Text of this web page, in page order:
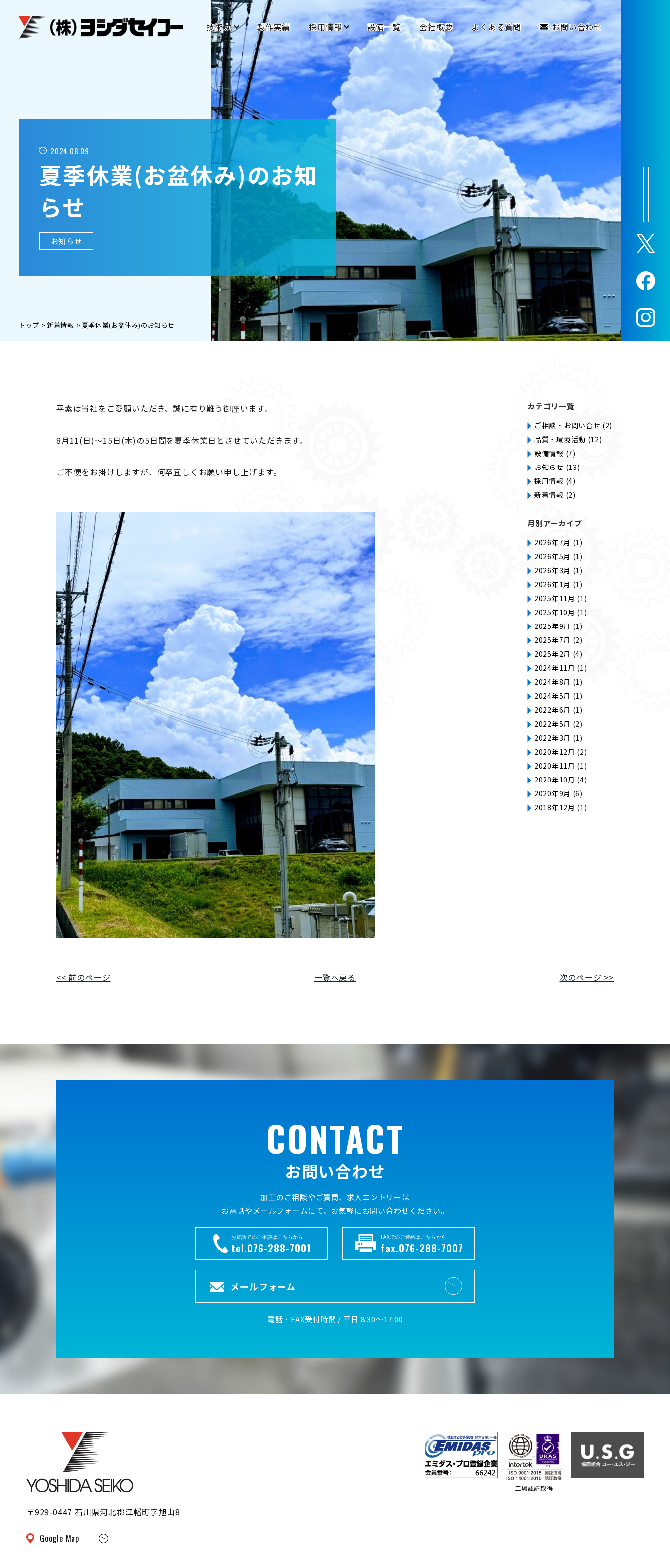
技術力 製作実績 採用情報 設備一覧 会社概要 よくある質問 お問い合わせ
2024.08.09
夏季休業(お盆休み)のお知
らせ
お知らせ
トップ 新着情報 夏季休業(お盆休み)のお知らせ
平素は当社をご愛顧いただき、誠に有り難う御座います。
8月11(日)～15日(木)の5日間を夏季休業日とさせていただきます。
ご不便をお掛けしますが、何卒宜しくお願い申し上げます。
カテゴリ一覧
ご相談・お問い合せ (2)
品質・環境活動 (12)
設備情報 (7)
お知らせ (13)
採用情報 (4)
新着情報 (2)
月別アーカイブ
2026年7月 (1)
2026年5月 (1)
2026年3月 (1)
2026年1月 (1)
2025年11月 (1)
2025年10月 (1)
2025年9月 (1)
2025年7月 (2)
2025年2月 (4)
2024年11月 (1)
2024年8月 (1)
2024年5月 (1)
2022年6月 (1)
2022年5月 (2)
2022年3月 (1)
2020年12月 (2)
2020年11月 (1)
2020年10月 (4)
2020年9月 (6)
2018年12月 (1)
<< 前のページ 一覧へ戻る 次のページ >>
CONTACT
お問い合わせ
加工のご相談やご質問、求人エントリーは
お電話やメールフォームにて、お気軽にお問い合わせください。
お電話でのご相談はこちらから
tel.076-288-7001
FAXでのご連絡はこちらから
fax.076-288-7007
メールフォーム
電話・FAX受付時間 / 平日 8:30～17:00
〒929-0447 石川県河北郡津幡町字旭山8
Google Map
工場認証取得